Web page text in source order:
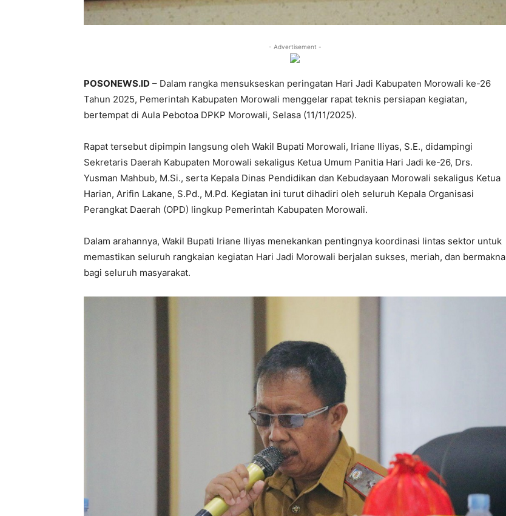
- Advertisement -
POSONEWS.ID – Dalam rangka mensukseskan peringatan Hari Jadi Kabupaten Morowali ke-26
Tahun 2025, Pemerintah Kabupaten Morowali menggelar rapat teknis persiapan kegiatan,
bertempat di Aula Pebotoa DPKP Morowali, Selasa (11/11/2025).
Rapat tersebut dipimpin langsung oleh Wakil Bupati Morowali, Iriane Iliyas, S.E., didampingi
Sekretaris Daerah Kabupaten Morowali sekaligus Ketua Umum Panitia Hari Jadi ke-26, Drs.
Yusman Mahbub, M.Si., serta Kepala Dinas Pendidikan dan Kebudayaan Morowali sekaligus Ketua
Harian, Arifin Lakane, S.Pd., M.Pd. Kegiatan ini turut dihadiri oleh seluruh Kepala Organisasi
Perangkat Daerah (OPD) lingkup Pemerintah Kabupaten Morowali.
Dalam arahannya, Wakil Bupati Iriane Iliyas menekankan pentingnya koordinasi lintas sektor untuk
memastikan seluruh rangkaian kegiatan Hari Jadi Morowali berjalan sukses, meriah, dan bermakna
bagi seluruh masyarakat.